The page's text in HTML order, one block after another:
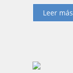
Leer más